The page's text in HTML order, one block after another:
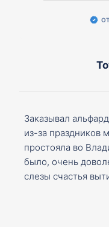
Заказывал
из-за праздников
простояла во
было, очень
слезы счастья